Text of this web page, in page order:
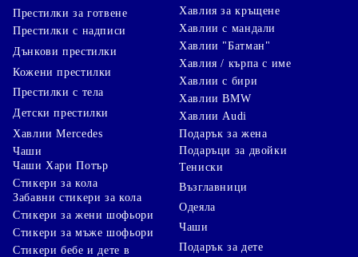
Престилки за готвене
Престилки с надписи
Дънкови престилки
Кожени престилки
Престилки с тела
Детски престилки
Хавлия за кръщене
Хавлии с мандали
Хавлии "Батман"
Хавлия / кърпа с име
Хавлии с бири
Хавлии BMW
Хавлии Audi
Хавлии Mercedes
Чаши
Чаши Хари Потър
Стикери за кола
Забавни стикери за кола
Стикери за жени шофьори
Стикери за мъже шофьори
Стикери бебе и дете в
Подарък за жена
Подаръци за двойки
Тениски
Възглавници
Одеяла
Чаши
Подарък за дете